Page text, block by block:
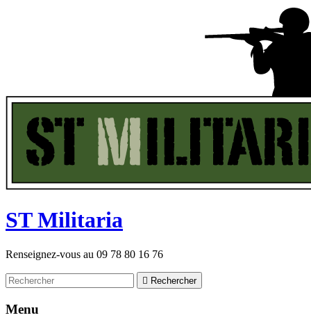
STMilitaria
Renseignez-vous au 09 78 80 16 76
 Rechercher
Menu